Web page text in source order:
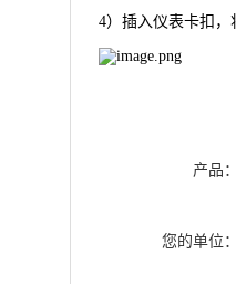
4） 插入仪表卡扣 ，
产品：
您的单位：